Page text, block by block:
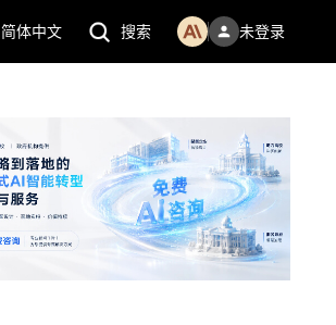
简体中文 搜索 未登录